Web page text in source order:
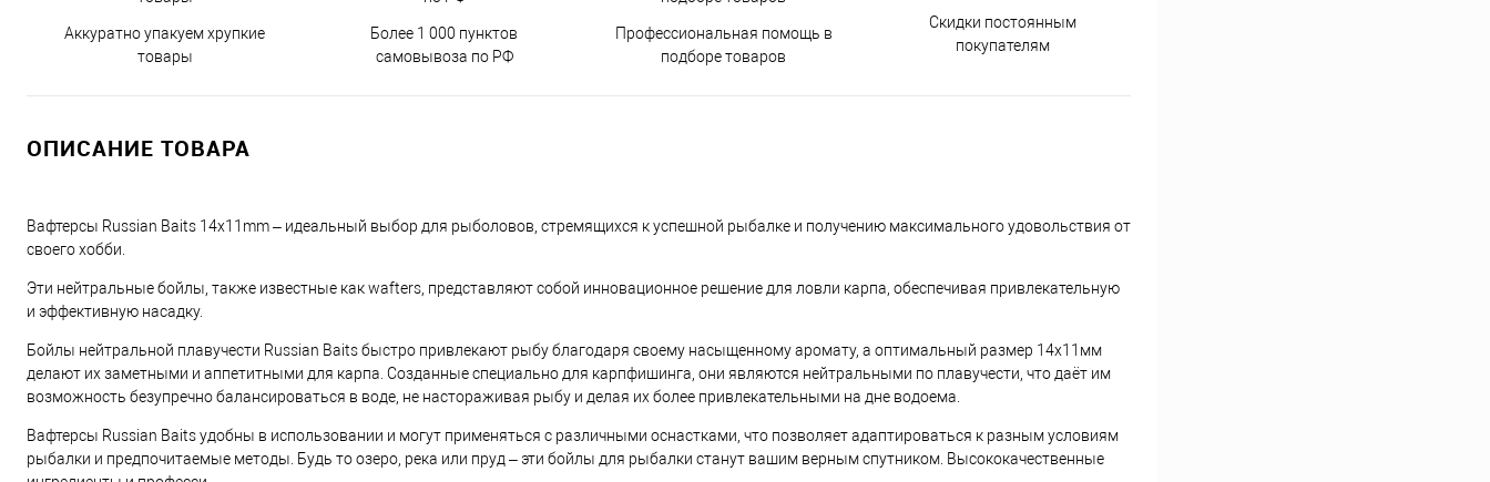
Аккуратно упакуем хрупкие
товары
Более 1 000 пунктов
самовывоза по РФ
Профессиональная помощь в
подборе товаров
Скидки постоянным
покупателям
ОПИСАНИЕ ТОВАРА
Вафтерсы Russian Baits 14x11mm – идеальный выбор для рыболовов, стремящихся к успешной рыбалке и получению максимального удовольствия от
своего хобби.
Эти нейтральные бойлы, также известные как wafters, представляют собой инновационное решение для ловли карпа, обеспечивая привлекательную
и эффективную насадку.
Бойлы нейтральной плавучести Russian Baits быстро привлекают рыбу благодаря своему насыщенному аромату, а оптимальный размер 14x11мм
делают их заметными и аппетитными для карпа. Созданные специально для карпфишинга, они являются нейтральными по плавучести, что даёт им
возможность безупречно балансироваться в воде, не настораживая рыбу и делая их более привлекательными на дне водоема.
Вафтерсы Russian Baits удобны в использовании и могут применяться с различными оснастками, что позволяет адаптироваться к разным условиям
рыбалки и предпочитаемые методы. Будь то озеро, река или пруд – эти бойлы для рыбалки станут вашим верным спутником. Высококачественные